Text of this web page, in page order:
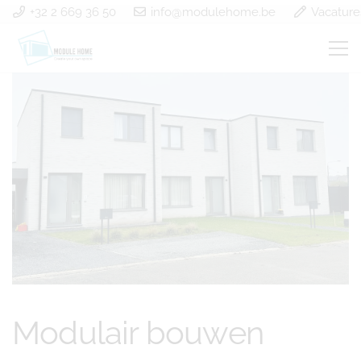
+32 2 669 36 50 info@modulehome.be
Modulair bouwen